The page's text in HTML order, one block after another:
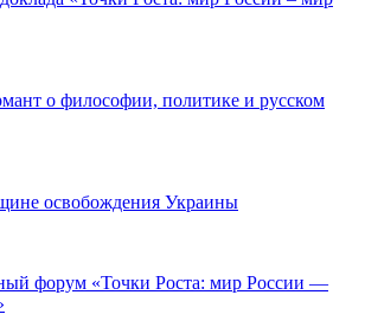
о философии, политике и русском
освобождения Украины
форум «Точки Роста: мир России —